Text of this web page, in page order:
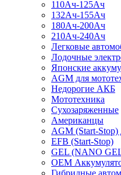
110Ач-125Ач
132Ач-155Ач
180Ач-200Ач
210Ач-240Ач
Легковые
Лодочные
Японские
AGM для
Недорогие АКБ
Мототехника
Сухозаряженные
Американцы
AGM (Start-Stop)
EFB (Start-Stop)
GEL (NANO
OEM
Гибридные